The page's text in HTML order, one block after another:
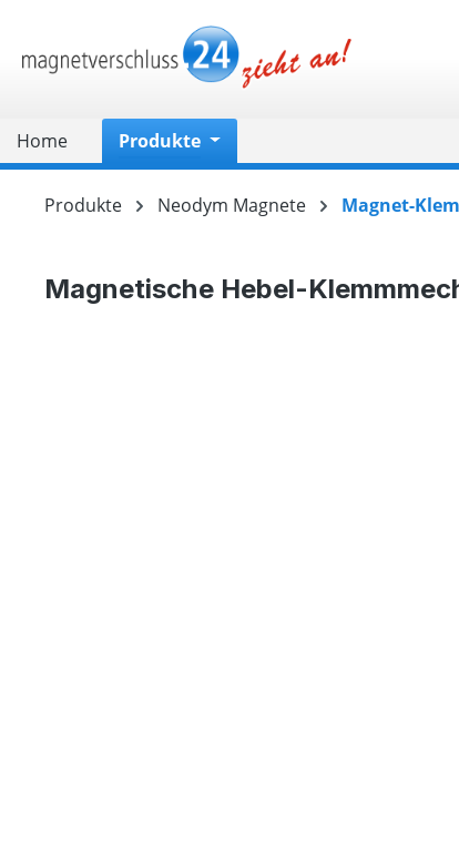
Zur Hauptnavigation springen
Home Produkte
Produkte Neodym Magnete Magnet-
Magnetische Hebel-